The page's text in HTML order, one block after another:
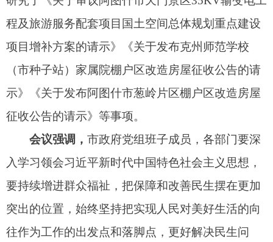
突出的位置，始终坚持把实现人民对美好生活的向
往作为工作的出发点和落脚点，更好解决民生问
题，不断提高各族群众生活品质，使现代化的发展
成果更多更公平惠及各族群众，满足日益增长的美
边不正之风和腐败问题集中整治，自觉抵制歪风邪
气、弘扬新风正气，以点带面纵深推进作风建设，
用优良作风服务保障全市高质量发展。
会议强调，
市政府党组班子成员，各部门要坚